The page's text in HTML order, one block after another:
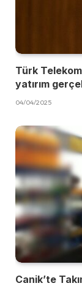
Türk Telekom
yatırım
04/04/2025
Canik’te